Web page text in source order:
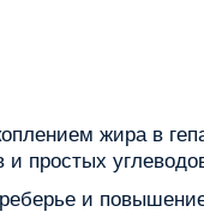
жира в
простых
и